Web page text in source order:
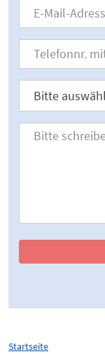
Startseite